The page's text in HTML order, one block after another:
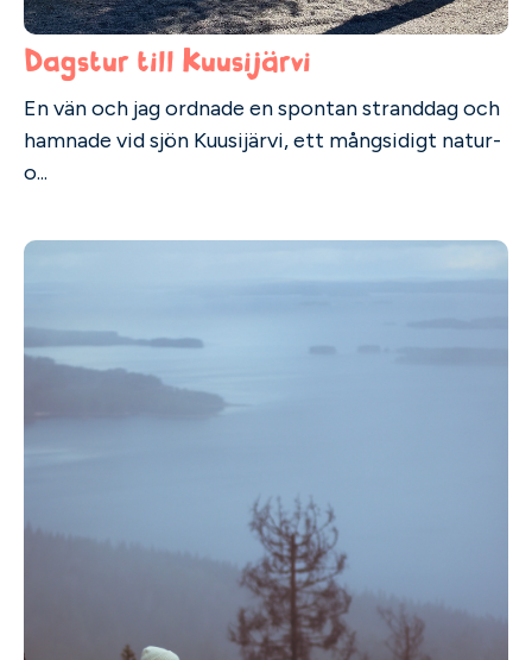
Dagstur till Kuusijärvi
En vän och jag ordnade en spontan stranddag och
hamnade vid sjön Kuusijärvi, ett mångsidigt natur-
o...